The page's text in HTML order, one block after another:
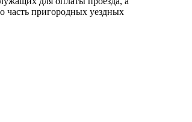
часть пригородных уездных